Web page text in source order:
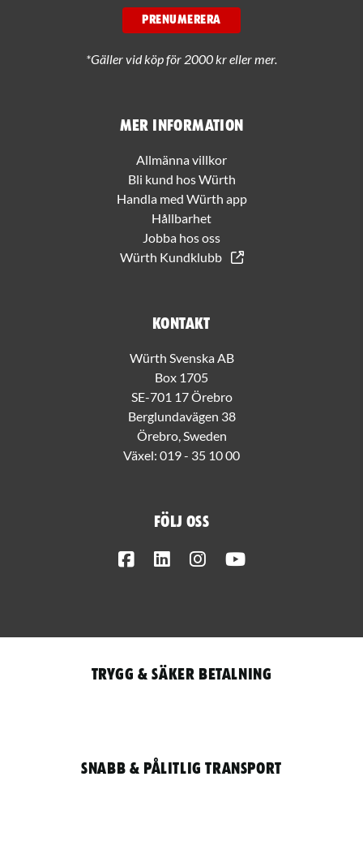
Mer information
Allmänna villkor
Bli kund hos Würth
Handla med Würth app
Hållbarhet
Jobba hos oss
Würth Kundklubb
Kontakt
Würth Svenska AB
Box 1705
SE-701 17 Örebro
Berglundavägen 38
Örebro, Sweden
Växel: 019 - 35 10 00
Följ oss
FacebookLinkedInInstagram
PRENUMERERA
*Gäller vid köp för 2000 kr eller mer.
Trygg & säker betalning
Snabb & pålitlig transport